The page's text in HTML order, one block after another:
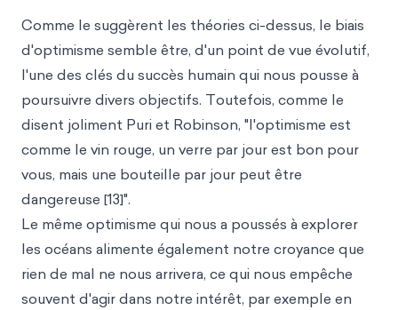
Comme le suggèrent les théories ci-dessus, le biais
d'optimisme semble être, d'un point de vue évolutif,
l'une des clés du succès humain qui nous pousse à
poursuivre divers objectifs. Toutefois, comme le
disent joliment Puri et Robinson, "l'optimisme est
comme le vin rouge, un verre par jour est bon pour
vous, mais une bouteille par jour peut être
dangereuse [13]".
Le même optimisme qui nous a poussés à explorer
les océans alimente également notre croyance que
rien de mal ne nous arrivera, ce qui nous empêche
souvent d'agir dans notre intérêt, par exemple en